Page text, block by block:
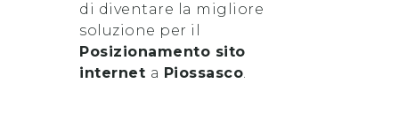
di diventare la migliore
soluzione per il
Posizionamento sito
internet a Piossasco.